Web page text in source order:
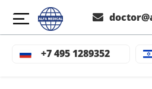
+7 495 1289352